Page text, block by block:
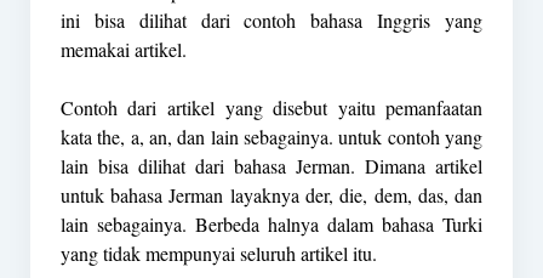
ini bisa dilihat dari contoh bahasa Inggris yang
memakai artikel.
Contoh dari artikel yang disebut yaitu pemanfaatan
kata the, a, an, dan lain sebagainya. untuk contoh yang
lain bisa dilihat dari bahasa Jerman. Dimana artikel
untuk bahasa Jerman layaknya der, die, dem, das, dan
lain sebagainya. Berbeda halnya dalam bahasa Turki
yang tidak mempunyai seluruh artikel itu.